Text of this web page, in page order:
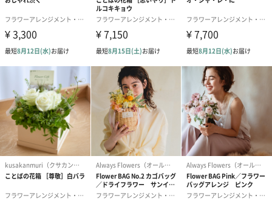
写真付きメッセージカ
ード（680円）
写真付きメッセージカ
ード（Thank you）ピ
ンク（680円）
【誕生日】
Birthday ホワ
刷なし）（
生花
生花のブーケを同梱します。
※9-15時にご注文いただく場合、最短のお届け可能日が通常より
も1日遅くなります。